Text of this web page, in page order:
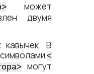
может
двумя
кавычек. В
<​
могут